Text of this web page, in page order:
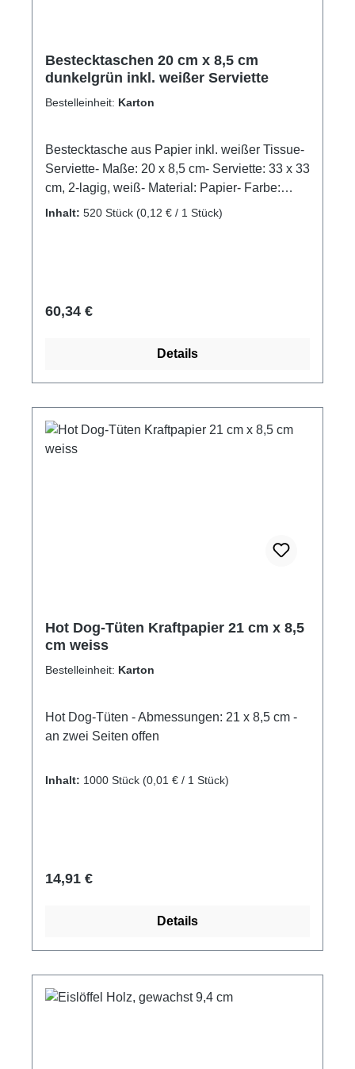
Bestecktaschen 20 cm x 8,5 cm
dunkelgrün inkl. weißer Serviette
Bestelleinheit: Karton
Bestecktasche aus Papier inkl. weißer Tissue-
Serviette- Maße: 20 x 8,5 cm- Serviette: 33 x 33
cm, 2-lagig, weiß- Material: Papier- Farbe:
dunkelgrünUnsere Bestecktaschen sind nicht
FSC®-zertifiziert
Inhalt: 520 Stück (0,12 € / 1 Stück)
Regulärer Preis:
60,34 €
Details
Hot Dog-Tüten Kraftpapier 21 cm x 8,5
cm weiss
Bestelleinheit: Karton
Hot Dog-Tüten - Abmessungen: 21 x 8,5 cm -
an zwei Seiten offen
Inhalt: 1000 Stück (0,01 € / 1 Stück)
Regulärer Preis:
14,91 €
Details